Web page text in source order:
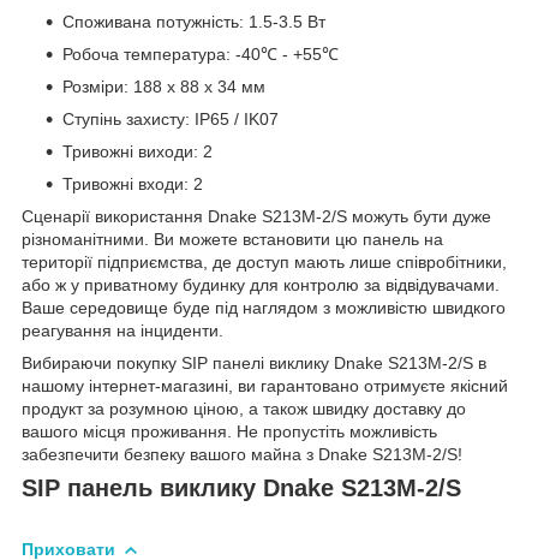
Споживана потужність: 1.5-3.5 Вт
Робоча температура: -40℃ - +55℃
Розміри: 188 x 88 x 34 мм
Ступінь захисту: IP65 / IK07
Тривожні виходи: 2
Тривожні входи: 2
Сценарії використання Dnake S213M-2/S можуть бути дуже
різноманітними. Ви можете встановити цю панель на
території підприємства, де доступ мають лише співробітники,
або ж у приватному будинку для контролю за відвідувачами.
Ваше середовище буде під наглядом з можливістю швидкого
реагування на інциденти.
Вибираючи покупку SIP панелі виклику Dnake S213M-2/S в
нашому інтернет-магазині, ви гарантовано отримуєте якісний
продукт за розумною ціною, а також швидку доставку до
вашого місця проживання. Не пропустіть можливість
забезпечити безпеку вашого майна з Dnake S213M-2/S!
SIP панель виклику Dnake S213M-2/S
Приховати